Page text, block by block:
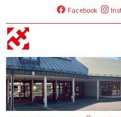
Facebook